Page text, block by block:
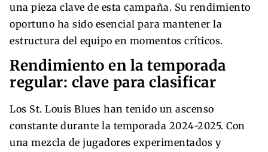
una pieza clave de esta campaña. Su rendimiento
oportuno ha sido esencial para mantener la
estructura del equipo en momentos críticos.
Rendimiento en la temporada
regular: clave para clasificar
Los St. Louis Blues han tenido un ascenso
constante durante la temporada 2024-2025. Con
una mezcla de jugadores experimentados y